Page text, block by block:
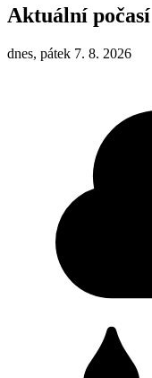
Aktuální počasí
dnes, pátek 7. 8. 2026